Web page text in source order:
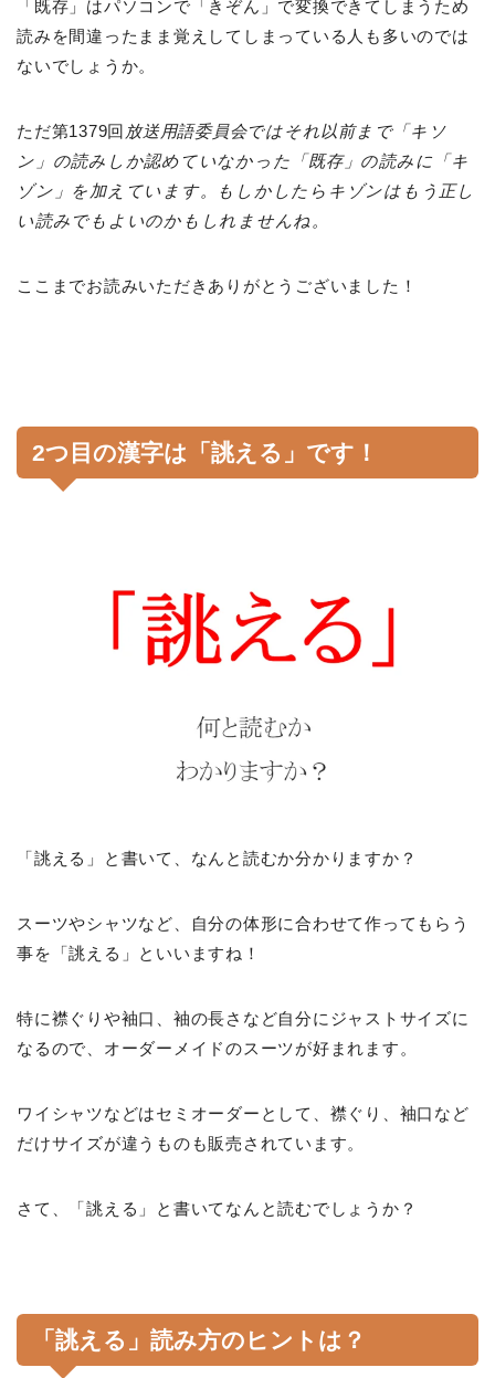
「既存」はパソコンで「きぞん」で変換できてしまうため
読みを間違ったまま覚えしてしまっている人も多いのでは
ないでしょうか。
ただ第1379回 放送用語委員会ではそれ以前まで「キソ
ン」の読みしか認めていなかった「既存」の読みに「キ
ゾン」を加えています。もしかしたらキゾンはもう正し
い読みでもよいのかもしれませんね。
ここまでお読みいただきありがとうございました！
2つ目の漢字は「誂える」です！
「誂える」と書いて、なんと読むか分かりますか？
スーツやシャツなど、自分の体形に合わせて作ってもらう
事を「誂える」といいますね！
特に襟ぐりや袖口、袖の長さなど自分にジャストサイズに
なるので、オーダーメイドのスーツが好まれます。
ワイシャツなどはセミオーダーとして、襟ぐり、袖口など
だけサイズが違うものも販売されています。
さて、「誂える」と書いてなんと読むでしょうか？
「誂える」読み方のヒントは？